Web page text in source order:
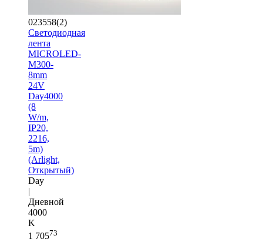
023558(2)
Светодиодная
лента
MICROLED-
M300-
8mm
24V
Day4000
(8
W/m,
IP20,
2216,
5m)
(Arlight,
Открытый)
Day
|
Дневной
4000
K
1 70573